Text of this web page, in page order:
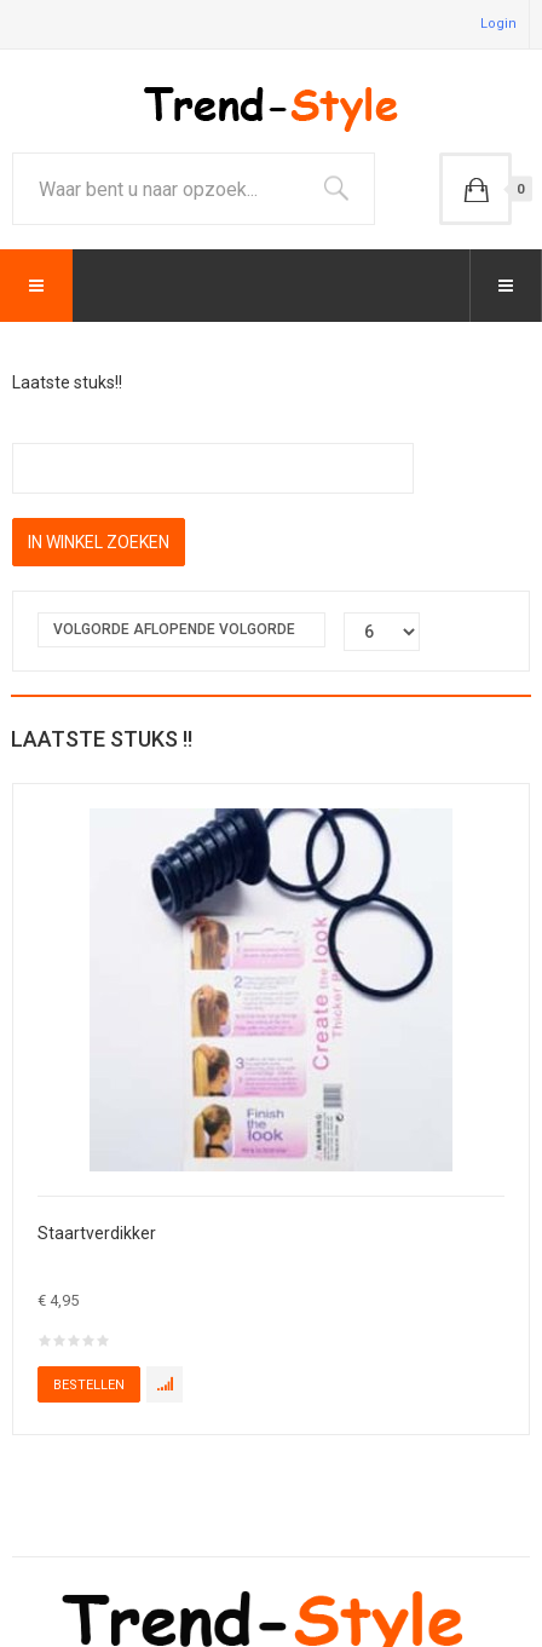
Login
0
Laatste stuks!!
VOLGORDE AFLOPENDE VOLGORDE
LAATSTE STUKS !!
Staartverdikker
€ 4,95